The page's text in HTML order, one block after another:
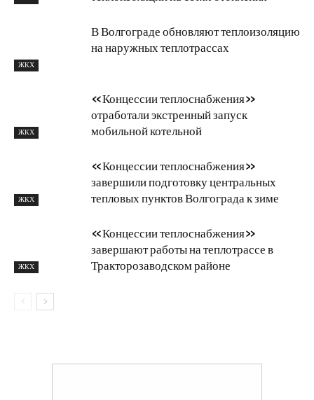
ЖКХ
В Волгограде обновляют теплоизоляцию
на наружных теплотрассах
ЖКХ
«Концессии теплоснабжения»
отработали экстренный запуск
мобильной котельной
ЖКХ
«Концессии теплоснабжения»
завершили подготовку центральных
тепловых пунктов Волгограда к зиме
ЖКХ
«Концессии теплоснабжения»
завершают работы на теплотрассе в
Тракторозаводском районе